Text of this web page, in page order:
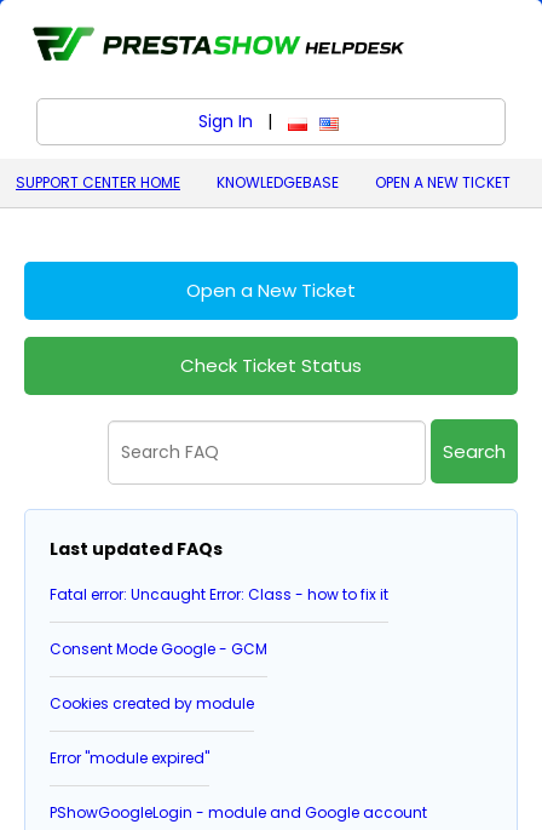
Sign In | polski (Polish)
English (United States)
SUPPORT CENTER HOME KNOWLEDGEBASE OPEN A NEW TICKET
Open a New Ticket
Check Ticket Status
Search
Last updated FAQs
Fatal error: Uncaught Error: Class - how to fix it
Consent Mode Google - GCM
Cookies created by module
Error "module expired"
PShowGoogleLogin - module and Google account